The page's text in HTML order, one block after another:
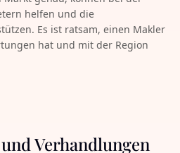
helfen und die
Es ist ratsam, einen Makler
hat und mit der Region
Verhandlungen